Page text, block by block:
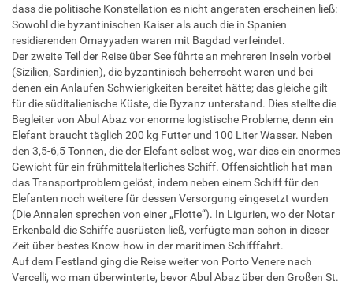
dass die politische Konstellation es nicht angeraten erscheinen ließ:
Sowohl die byzantinischen Kaiser als auch die in Spanien
residierenden Omayyaden waren mit Bagdad verfeindet.
Der zweite Teil der Reise über See führte an mehreren Inseln vorbei
(Sizilien, Sardinien), die byzantinisch beherrscht waren und bei
denen ein Anlaufen Schwierigkeiten bereitet hätte; das gleiche gilt
für die süditalienische Küste, die Byzanz unterstand. Dies stellte die
Begleiter von Abul Abaz vor enorme logistische Probleme, denn ein
Elefant braucht täglich 200 kg Futter und 100 Liter Wasser. Neben
den 3,5-6,5 Tonnen, die der Elefant selbst wog, war dies ein enormes
Gewicht für ein frühmittelalterliches Schiff. Offensichtlich hat man
das Transportproblem gelöst, indem neben einem Schiff für den
Elefanten noch weitere für dessen Versorgung eingesetzt wurden
(Die Annalen sprechen von einer „Flotte“). In Ligurien, wo der Notar
Erkenbald die Schiffe ausrüsten ließ, verfügte man schon in dieser
Zeit über bestes Know-how in der maritimen Schifffahrt.
Auf dem Festland ging die Reise weiter von Porto Venere nach
Vercelli, wo man überwinterte, bevor Abul Abaz über den Großen St.